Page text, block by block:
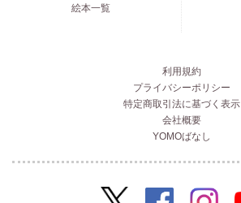
絵本一覧
利用規約
プライバシーポリシー
特定商取引法に基づく表示
会社概要
YOMOばなし